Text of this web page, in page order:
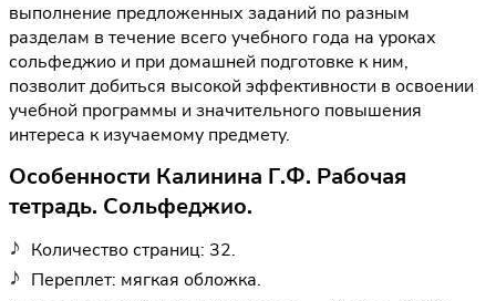
выполнение предложенных заданий по разным
разделам в течение всего учебного года на уроках
сольфеджио и при домашней подготовке к ним,
позволит добиться высокой эффективности в освоении
учебной программы и значительного повышения
интереса к изучаемому предмету.
Особенности Калинина Г.Ф. Рабочая
тетрадь. Сольфеджио.
Количество страниц: 32.
Переплет: мягкая обложка.